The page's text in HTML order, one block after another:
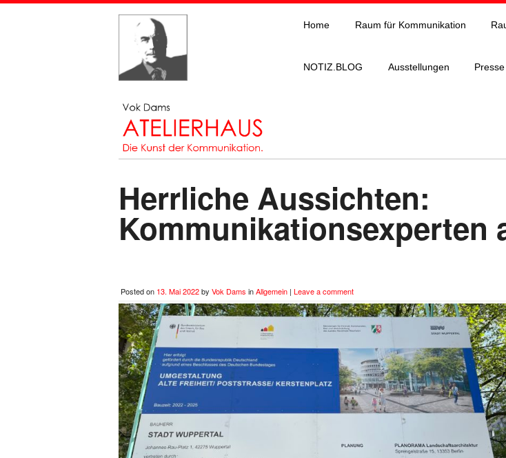
Home Raum für Kommunikation
NOTIZ.BLOG Ausstellungen Presse
Herrliche Aussichten:
Kommunikationsexperten
Posted on 13. Mai 2022by Vok Dams inAllgemein | Leave a comment